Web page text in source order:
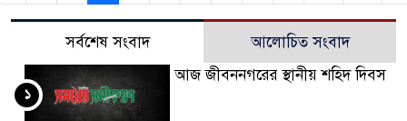
সর্বশেষ সংবাদ
আলোচিত সংবাদ
আজ জীবননগরের স্থানীয় শহিদ দিবস
১